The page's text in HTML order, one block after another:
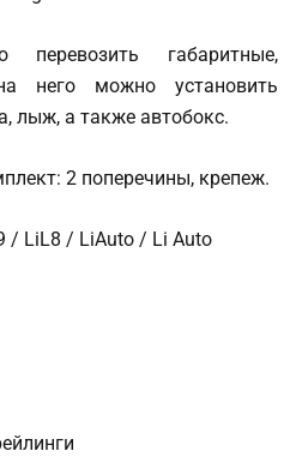
габаритные,
него можно установить
лыж, а также автобокс.
2 поперечины, крепеж.
/ LiL8 / LiAuto / Li Auto